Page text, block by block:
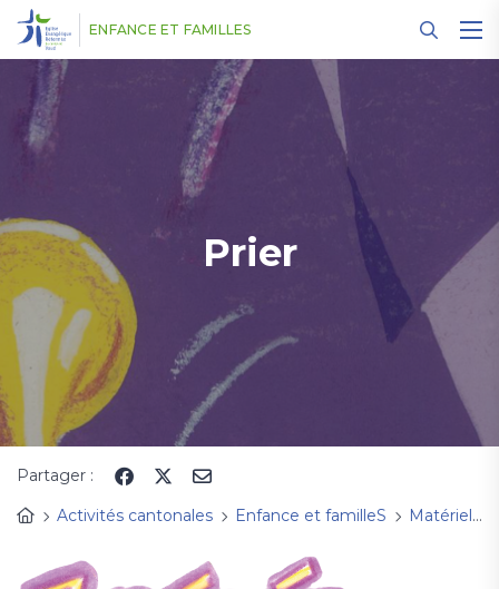
ENFANCE ET FAMILLES
Prier
Partager :
Activités cantonales
Enfance et familleS Matériel d'animation
Panneau de gestion des cookies